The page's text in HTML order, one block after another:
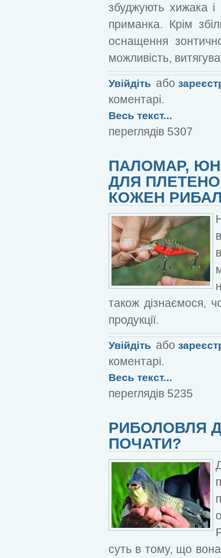
збуджують хижака
приманка. Крім
оснащення
можливість,
Увійдіть або
коментарі.
Весь текст...
переглядів 5307
ПАЛОМАР,
ДЛЯ
КОЖЕН
також дізнаємося,
продукції.
Увійдіть або
коментарі.
Весь текст...
переглядів 5235
РИБОЛОВЛЯ
ПОЧАТИ?
суть в тому, що